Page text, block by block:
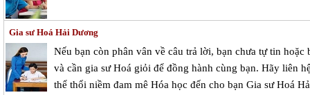
Gia sư Hoá Hải Dương
Nếu bạn còn phân vân về câu trả lời, bạn chưa tự tin
và cần gia sư Hoá giỏi để đồng hành cùng bạn. Hãy liên
thể thổi niềm đam mê Hóa học đến cho bạn Gia sư Hoá